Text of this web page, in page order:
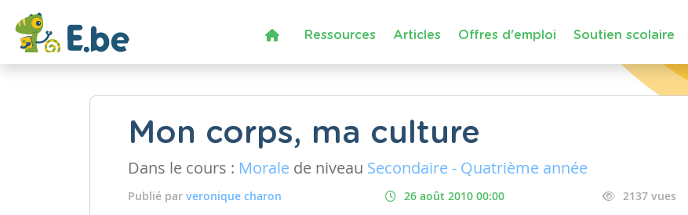
Ressources Articles Offres d'emploi Soutien scolaire
Mon corps, ma culture
Dans le cours : Morale de niveau Secondaire - Quatrième année
Publié par veronique charon 26 août 2010 00:00 2137 vues